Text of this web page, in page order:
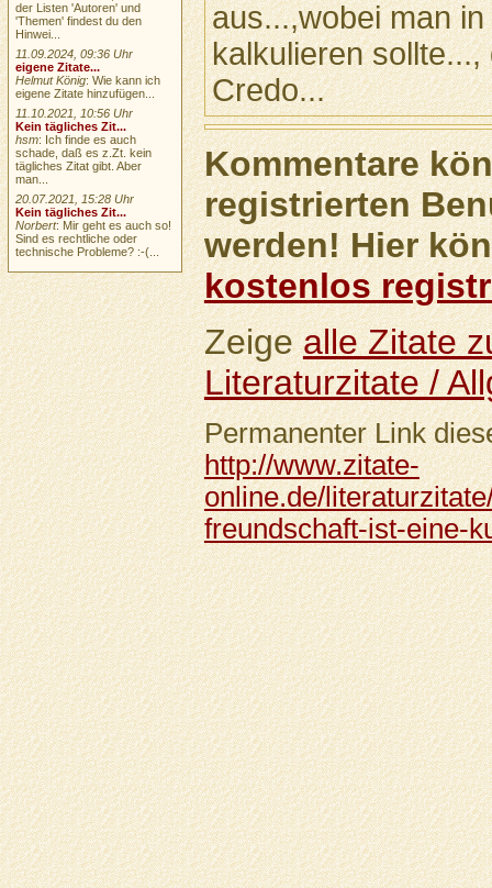
aus...,wobei man
kalkulieren
Credo...
Kommentare
registrierten
werden! Hier
kostenlos
Zeigealle Zitate
Literaturzitate /
Permanenter Link
http://www.zitate-
online.de/
freundschaft-ist-eine-
der Listen 'Autoren' und
'Themen' findest du den
Hinwei...
11.09.2024, 09:36 Uhr
eigene Zitate...
Helmut König: Wie kann ich
eigene Zitate hinzufügen...
11.10.2021, 10:56 Uhr
Kein tägliches Zit...
hsm: Ich finde es auch
schade, daß es z.Zt. kein
tägliches Zitat gibt. Aber
man...
20.07.2021, 15:28 Uhr
Kein tägliches Zit...
Norbert: Mir geht es auch so!
Sind es rechtliche oder
technische Probleme? :-(...